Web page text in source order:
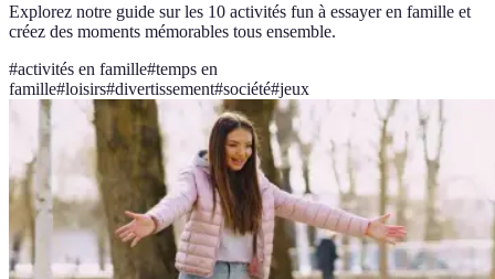
Explorez notre guide sur les 10 activités fun à essayer en famille et
créez des moments mémorables tous ensemble.
#activités en famille#temps en
famille#loisirs#divertissement#société#jeux